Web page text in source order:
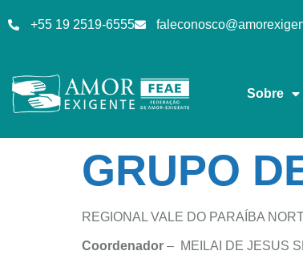
+55 19 2519-6555
Sobre
GRUPO
REGIONAL VALE DO PARAÍBA
Coordenador – MEILAI DE JESUS